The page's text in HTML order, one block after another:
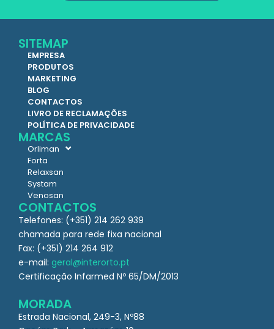
SITEMAP
EMPRESA
PRODUTOS
MARKETING
BLOG
CONTACTOS
LIVRO DE RECLAMAÇÕES
POLÍTICA DE PRIVACIDADE
MARCAS
Orliman
Forta
Relaxsan
Systam
Venosan
CONTACTOS
Telefones: (+351) 214 262 939
chamada para rede fixa nacional
Fax: (+351) 214 264 912
e-mail: geral@interorto.pt
Certificação Infarmed Nº 65/DM/2013
MORADA
Estrada Nacional, 249-3, Nº88